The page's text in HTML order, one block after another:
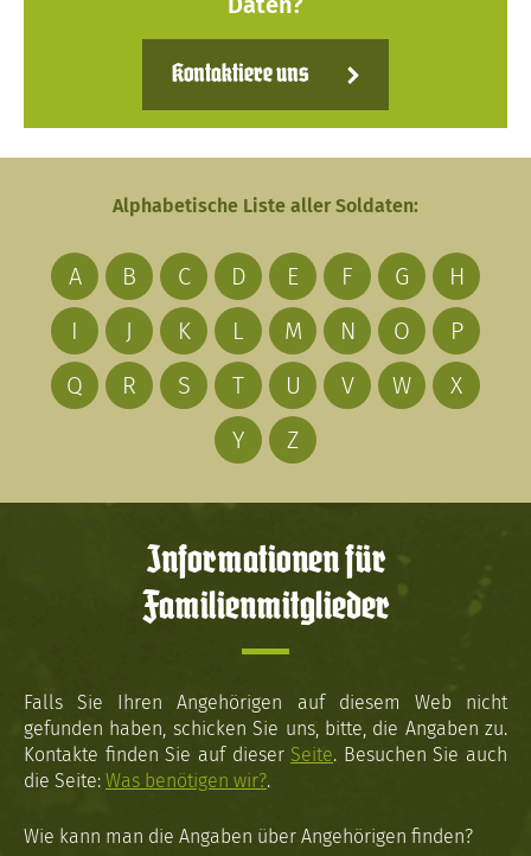
Kontaktiere uns
Alphabetische Liste aller Soldaten:
A B C D E F G
H
I
J K L M N O
P
Q
R S T U V W
X
Y
Z
Informationen für
Familienmitglieder
Falls Sie Ihren Angehörigen auf diesem Web nicht
gefunden haben, schicken Sie uns, bitte, die Angaben zu.
Kontakte finden Sie auf dieser Seite. Besuchen Sie auch
die Seite: Was benötigen wir?.
Wie kann man die Angaben über Angehörigen finden?